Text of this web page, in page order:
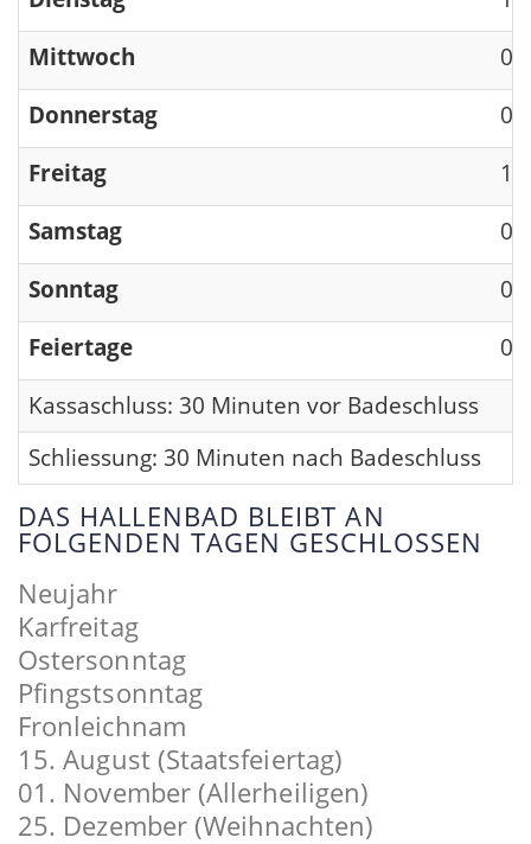
Mittwoch
Donnerstag
Freitag
Samstag
Sonntag
Feiertage
Kassaschluss: 30 Minuten vor Badeschluss
Schliessung: 30 Minuten nach Badeschluss
DAS HALLENBAD BLEIBT AN
FOLGENDEN TAGEN GESCHLOSSEN
Neujahr
Karfreitag
Ostersonntag
Pfingstsonntag
Fronleichnam
15. August (Staatsfeiertag)
01. November (Allerheiligen)
25. Dezember (Weihnachten)